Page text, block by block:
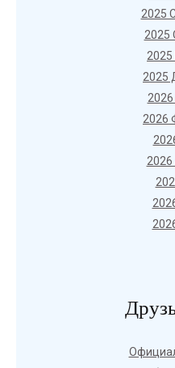
2025
2025
2025
2026